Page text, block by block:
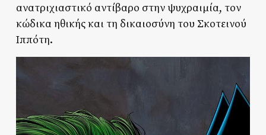
ανατριχιαστικό αντίβαρο στην ψυχραιμία, τον
κώδικα ηθικής και τη δικαιοσύνη του Σκοτεινού
Ιππότη.